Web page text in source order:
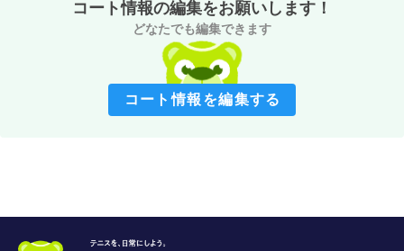
コート情報の編集をお願いします！
どなたでも編集できます
コート情報を編集する